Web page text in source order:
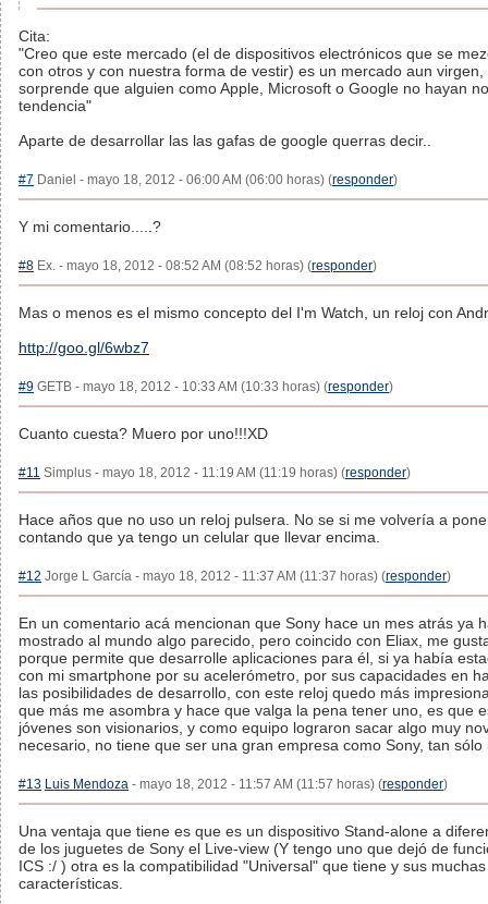
Cita:
"Creo que este mercado (el de dispositivos electrónicos que se
con otros y con nuestra forma de vestir) es un mercado aun virgen,
sorprende que alguien como Apple, Microsoft o Google no hayan
tendencia"
Aparte de desarrollar las las gafas de google querras decir..
#7 Daniel - mayo 18, 2012 - 06:00 AM (06:00 horas) (responder)
Y mi comentario.....?
#8 Ex. - mayo 18, 2012 - 08:52 AM (08:52 horas) (responder)
Mas o menos es el mismo concepto del I'm Watch, un reloj con
http://goo.gl/6wbz7
#9 GETB - mayo 18, 2012 - 10:33 AM (10:33 horas) (responder)
Cuanto cuesta? Muero por uno!!!XD
#11 Simplus - mayo 18, 2012 - 11:19 AM (11:19 horas) (responder)
Hace años que no uso un reloj pulsera. No se si me volvería a
contando que ya tengo un celular que llevar encima.
#12 Jorge L García - mayo 18, 2012 - 11:37 AM (11:37 horas) (responder)
En un comentario acá mencionan que Sony hace un mes atrás ya
mostrado al mundo algo parecido, pero coincido con Eliax, me
porque permite que desarrolle aplicaciones para él, si ya había
con mi smartphone por su acelerómetro, por sus capacidades en
las posibilidades de desarrollo, con este reloj quedo más
que más me asombra y hace que valga la pena tener uno, es que
jóvenes son visionarios, y como equipo lograron sacar algo muy
necesario, no tiene que ser una gran empresa como Sony, tan sólo
#13 Luis Mendoza - mayo 18, 2012 - 11:57 AM (11:57 horas) (responder)
Una ventaja que tiene es que es un dispositivo Stand-alone a
de los juguetes de Sony el Live-view (Y tengo uno que dejó de
ICS :/ ) otra es la compatibilidad "Universal" que tiene y sus muchas
características.